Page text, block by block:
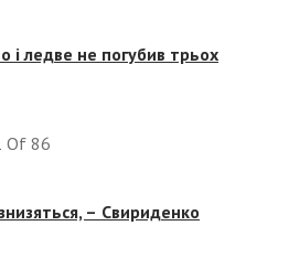
і ледве не погубив трьох
Of 86
– Свириденко